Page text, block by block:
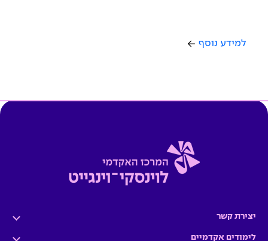
למידע נוסף
יצירת קשר
לימודים אקדמיים